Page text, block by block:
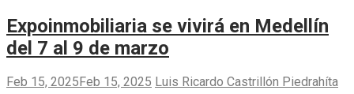
Expoinmobiliaria se vivirá en Medellín
del 7 al 9 de marzo
Feb 15, 2025 Feb 15, 2025 Luis Ricardo Castrillón Piedrahíta